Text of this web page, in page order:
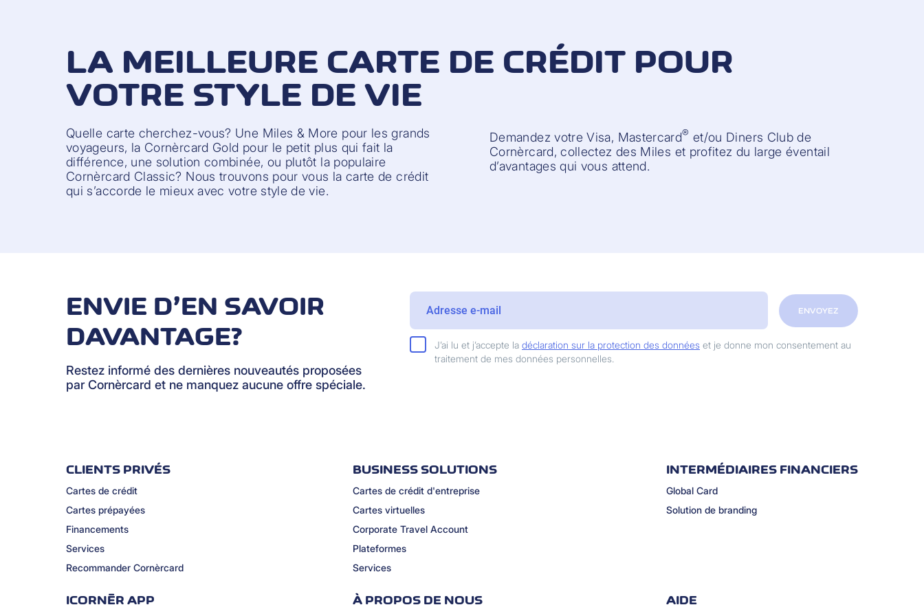
LA MEILLEURE CARTE DE CRÉDIT POUR
VOTRE STYLE DE VIE
Quelle carte cherchez-vous? Une Miles & More pour les grands
voyageurs, la Cornèrcard Gold pour le petit plus qui fait la
différence, une solution combinée, ou plutôt la populaire
Cornèrcard Classic? Nous trouvons pour vous la carte de crédit
qui s’accorde le mieux avec votre style de vie.
Demandez votre Visa, Mastercard® et/ou Diners Club de
Cornèrcard, collectez des Miles et profitez du large éventail
d’avantages qui vous attend.
ENVIE D’EN SAVOIR
DAVANTAGE?
Restez informé des dernières nouveautés proposées
par Cornèrcard et ne manquez aucune offre spéciale.
J’ai lu et j’accepte la déclaration sur la protection des données et je donne mon consentement au
traitement de mes données personnelles.
ENVOYEZ
CLIENTS PRIVÉS
Cartes de crédit
Cartes prépayées
Financements
Services
Recommander Cornèrcard
BUSINESS SOLUTIONS
Cartes de crédit d'entreprise
Cartes virtuelles
Corporate Travel Account
Plateformes
Services
INTERMÉDIAIRES FINANCIERS
Global Card
Solution de branding
ICORNÈR APP À PROPOS DE NOUS AIDE